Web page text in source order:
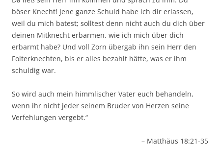
böser Knecht! Jene ganze Schuld habe ich dir erlassen,
weil du mich batest; solltest denn nicht auch du dich über
deinen Mitknecht erbarmen, wie ich mich über dich
erbarmt habe? Und voll Zorn übergab ihn sein Herr den
Folterknechten, bis er alles bezahlt hätte, was er ihm
schuldig war.
So wird auch mein himmlischer Vater euch behandeln,
wenn ihr nicht jeder seinem Bruder von Herzen seine
Verfehlungen vergebt.“
– Matthäus 18:21-35